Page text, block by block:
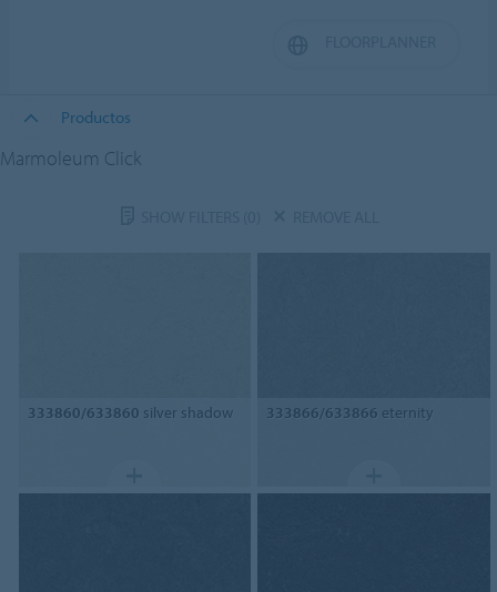
Productos
Marmoleum Click
333860/633860 silver shadow 333866/633866 eternity